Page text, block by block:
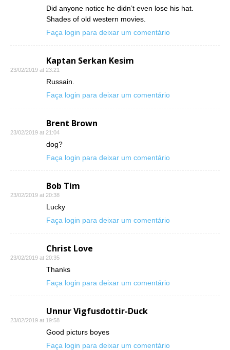
Did anyone notice he didn’t even lose his hat.
Shades of old western movies.
Faça login para deixar um comentário
Kaptan Serkan Kesim
23/02/2019 at 23:21
Russain.
Faça login para deixar um comentário
Brent Brown
23/02/2019 at 21:04
dog?
Faça login para deixar um comentário
Bob Tim
23/02/2019 at 20:38
Lucky
Faça login para deixar um comentário
Christ Love
23/02/2019 at 20:35
Thanks
Faça login para deixar um comentário
Unnur Vigfusdottir-Duck
23/02/2019 at 19:58
Good picturs boyes
Faça login para deixar um comentário